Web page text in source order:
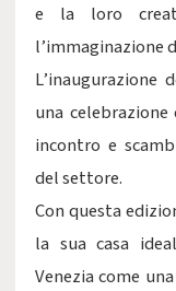
e la loro
l’immaginazione
una
incontro e
del settore.
Con questa
la sua casa
Venezia come